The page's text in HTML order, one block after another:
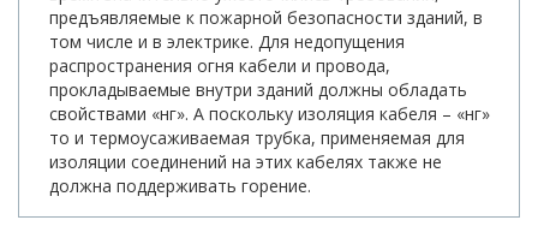
предъявляемые к пожарной безопасности зданий, в
том числе и в электрике. Для недопущения
распространения огня кабели и провода,
прокладываемые внутри зданий должны обладать
свойствами «нг». А поскольку изоляция кабеля – «нг»
то и термоусаживаемая трубка, применяемая для
изоляции соединений на этих кабелях также не
должна поддерживать горение.